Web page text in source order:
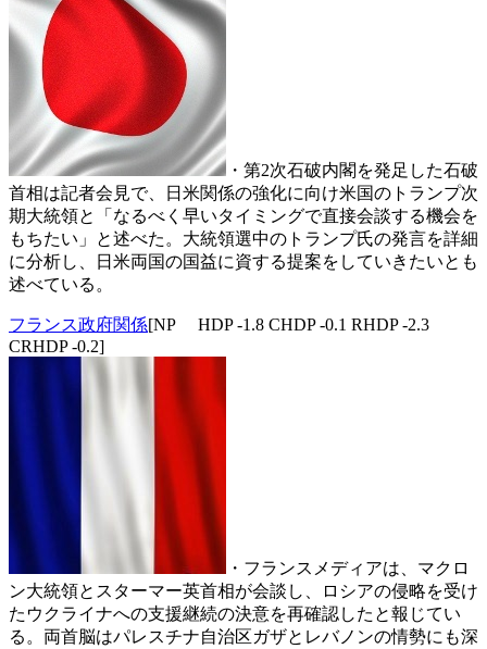
・第2次石破内閣を発足した石破
首相は記者会見で、日米関係の強化に向け米国のトランプ次
期大統領と「なるべく早いタイミングで直接会談する機会を
もちたい」と述べた。大統領選中のトランプ氏の発言を詳細
に分析し、日米両国の国益に資する提案をしていきたいとも
述べている。
フランス政府関係[NP HDP -1.8 CHDP -0.1 RHDP -2.3
CRHDP -0.2]
・フランスメディアは、マクロ
ン大統領とスターマー英首相が会談し、ロシアの侵略を受け
たウクライナへの支援継続の決意を再確認したと報じてい
る。両首脳はパレスチナ自治区ガザとレバノンの情勢にも深